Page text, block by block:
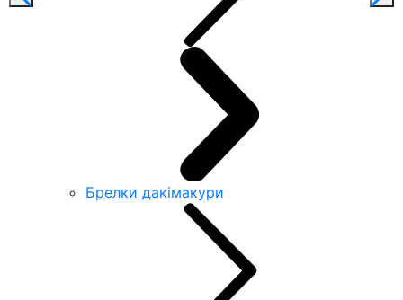
Брелки дакімакури